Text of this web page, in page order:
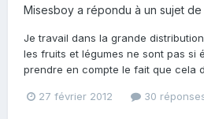
Misesboy a répondu à un sujet de
Je travail dans la grande
les fruits et légumes ne sont pas si
prendre en compte le fait que cela
27 février 2012 30